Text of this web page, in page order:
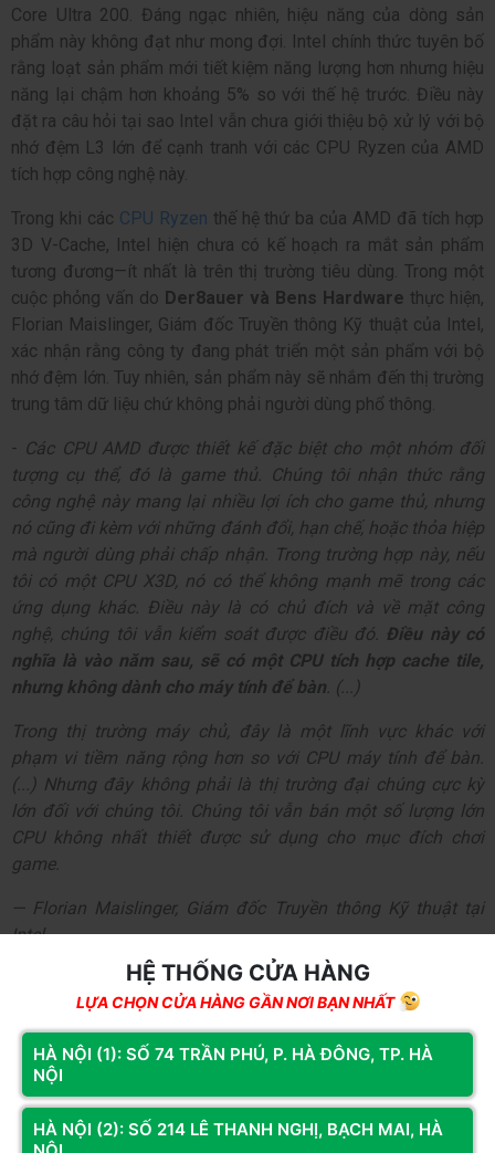
Core Ultra 200. Đáng ngạc nhiên, hiệu năng của dòng sản
phẩm này không đạt như mong đợi. Intel chính thức tuyên bố
rằng loạt sản phẩm mới tiết kiệm năng lượng hơn nhưng hiệu
năng lại chậm hơn khoảng 5% so với thế hệ trước. Điều này
đặt ra câu hỏi tại sao Intel vẫn chưa giới thiệu bộ xử lý với bộ
nhớ đệm L3 lớn để cạnh tranh với các CPU Ryzen của AMD
tích hợp công nghệ này.
Trong khi các CPU Ryzen thế hệ thứ ba của AMD đã tích hợp
3D V-Cache, Intel hiện chưa có kế hoạch ra mắt sản phẩm
tương đương—ít nhất là trên thị trường tiêu dùng. Trong một
cuộc phỏng vấn do Der8auer và Bens Hardware thực hiện,
Florian Maislinger, Giám đốc Truyền thông Kỹ thuật của Intel,
xác nhận rằng công ty đang phát triển một sản phẩm với bộ
nhớ đệm lớn. Tuy nhiên, sản phẩm này sẽ nhắm đến thị trường
trung tâm dữ liệu chứ không phải người dùng phổ thông.
- Các CPU AMD được thiết kế đặc biệt cho một nhóm đối
tượng cụ thể, đó là game thủ. Chúng tôi nhận thức rằng
công nghệ này mang lại nhiều lợi ích cho game thủ, nhưng
nó cũng đi kèm với những đánh đổi, hạn chế, hoặc thỏa hiệp
mà người dùng phải chấp nhận. Trong trường hợp này, nếu
tôi có một CPU X3D, nó có thể không mạnh mẽ trong các
ứng dụng khác. Điều này là có chủ đích và về mặt công
nghệ, chúng tôi vẫn kiểm soát được điều đó. Điều này có
nghĩa là vào năm sau, sẽ có một CPU tích hợp cache tile,
nhưng không dành cho máy tính để bàn . (...)
Trong thị trường máy chủ, đây là một lĩnh vực khác với
phạm vi tiềm năng rộng hơn so với CPU máy tính để bàn.
(...) Nhưng đây không phải là thị trường đại chúng cực kỳ
lớn đối với chúng tôi. Chúng tôi vẫn bán một số lượng lớn
CPU không nhất thiết được sử dụng cho mục đích chơi
game.
— Florian Maislinger, Giám đốc Truyền thông Kỹ thuật tại
Intel
HardwareLuxx , đơn vị đã dịch cuộc trò chuyện, mặc dù
Intel chưa có kế hoạch ngay lập tức sản xuất bộ xử lý với bộ
nhớ đệm lớn dành cho người tiêu dùng, các bằng sáng chế
trước đây đã gợi ý rằng các thiết kế tích hợp công nghệ này ít
nhất đã được xem xét. Bộ nhớ đệm Last Level Cache (L4
Cache), còn được gọi làAdamantine, từng xuất hiện trong
một bằng sáng chế và các bản cập nhật phần mềm cách đây
HỆ THỐNG CỬA HÀNG
LỰA CHỌN CỬA HÀNG GẦN NƠI BẠN NHẤT
HÀ NỘI (1): SỐ 74 TRẦN PHÚ, P. HÀ ĐÔNG, TP. HÀ
NỘI
HÀ NỘI (2): SỐ 214 LÊ THANH NGHỊ, BẠCH MAI, HÀ